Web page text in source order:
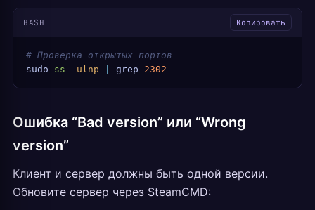
BASH Копировать
# Проверка открытых портов
sudo ss -ulnp grep 2302
Ошибка “Bad version” или “Wrong
version”
Клиент и сервер должны быть одной версии.
Обновите сервер через SteamCMD: